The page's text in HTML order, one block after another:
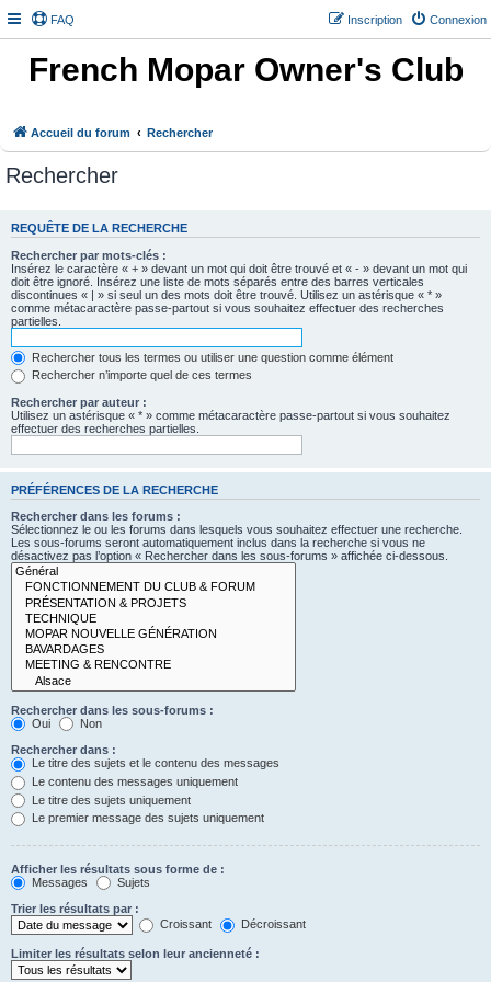
FAQ Connexion
Inscription
French Mopar Owner's Club
Accueil du forum Rechercher
Rechercher
REQUÊTE DE LA RECHERCHE
Rechercher par mots-clés :
Insérez le caractère « + » devant un mot qui doit être trouvé et « - » devant un mot qui
doit être ignoré. Insérez une liste de mots séparés entre des barres verticales
discontinues « | » si seul un des mots doit être trouvé. Utilisez un astérisque « * »
comme métacaractère passe-partout si vous souhaitez effectuer des recherches
partielles.
Rechercher tous les termes ou utiliser une question comme élément
Rechercher n’importe quel de ces termes
Rechercher par auteur :
Utilisez un astérisque « * » comme métacaractère passe-partout si vous souhaitez
effectuer des recherches partielles.
PRÉFÉRENCES DE LA RECHERCHE
Rechercher dans les forums :
Sélectionnez le ou les forums dans lesquels vous souhaitez effectuer une recherche.
Les sous-forums seront automatiquement inclus dans la recherche si vous ne
désactivez pas l’option « Rechercher dans les sous-forums » affichée ci-dessous.
Rechercher dans les sous-forums :
Oui
Non
Rechercher dans :
Le titre des sujets et le contenu des messages
Le contenu des messages uniquement
Le titre des sujets uniquement
Le premier message des sujets uniquement
Afficher les résultats sous forme de :
Messages
Sujets
Trier les résultats par :
Croissant
Décroissant
Limiter les résultats selon leur ancienneté :